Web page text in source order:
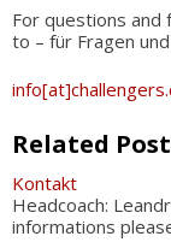
For questions and
to – für Fragen
Related
Kontakt
Headcoach:
informations